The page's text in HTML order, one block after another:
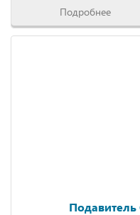
Подробнее
Подавитель